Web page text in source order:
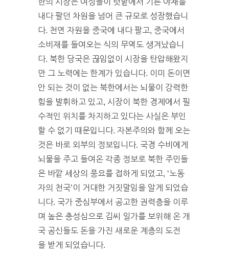
내다 팔던 차원을 넘어 큰 규모로 성장했습니
다. 천연 자원을 중국에 내다 팔고, 중국에서
소비재를 들여오는 식의 무역도 생겨났습니
다. 북한 당국은 끊임없이 시장을 탄압해왔지
만 그 노력에는 한계가 있습니다. 이미 돈이면
안 되는 것이 없는 북한에서는 뇌물이 강력한
힘을 발휘하고 있고, 시장이 북한 경제에서 필
수적인 위치를 차지하고 있다는 사실은 부인
할 수 없기 때문입니다. 자본주의와 함께 오는
것은 바로 외부의 정보입니다. 국경 수비에게
뇌물을 주고 들여온 각종 정보로 북한 주민들
은 바깥 세상의 풍요를 접하게 되었고, ‘노동
자의 천국’이 거대한 거짓말임을 알게 되었습
니다. 국가 중심부에서 공고한 권력층을 이루
며 높은 충성심으로 김씨 일가를 보위해 온 개
국 공신들도 돈을 가진 새로운 계층의 도전
을 받게 되었습니다.